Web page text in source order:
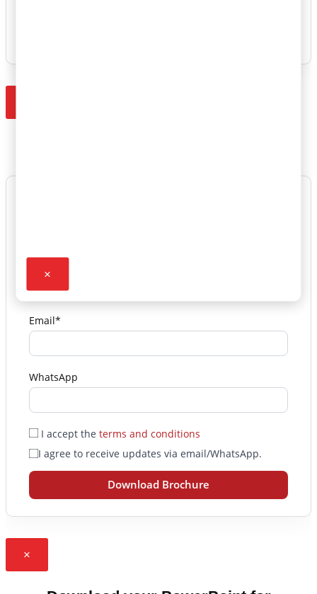
Last Name*
Email*
WhatsApp
I accept the terms and conditions
I agree to receive updates via email/WhatsApp.
Download Brochure
×
×